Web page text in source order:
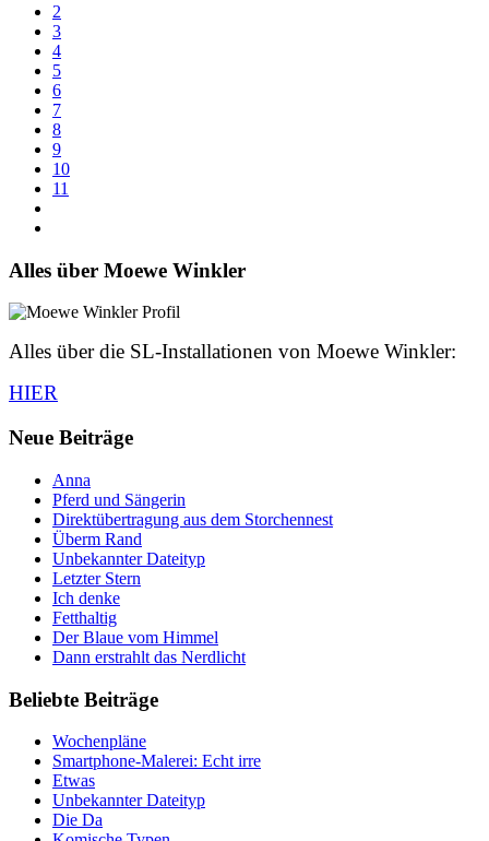
2
3
4
5
6
7
8
9
10
11
Alles über Moewe Winkler
Alles über die SL-Installationen von Moewe Winkler:
HIER
Neue Beiträge
Anna
Pferd und Sängerin
Direktübertragung aus dem Storchennest
Überm Rand
Unbekannter Dateityp
Letzter Stern
Ich denke
Fetthaltig
Der Blaue vom Himmel
Dann erstrahlt das Nerdlicht
Beliebte Beiträge
Wochenpläne
Smartphone-Malerei: Echt irre
Etwas
Unbekannter Dateityp
Die Da